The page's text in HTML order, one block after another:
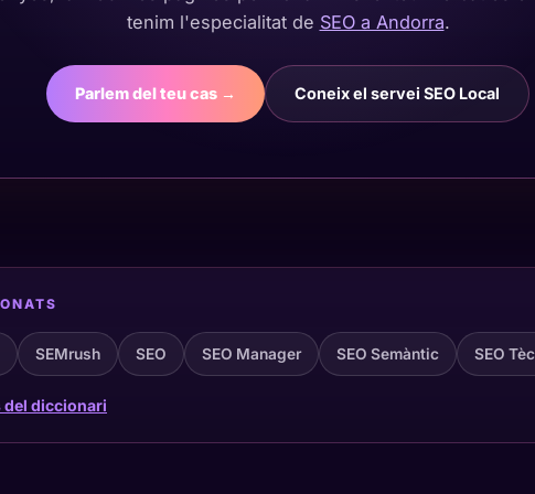
tenim l'especialitat de SEO a Andorra.
Parlem del teu cas → Coneix el servei SEO Local
SEMrush SEO SEO Manager SEO Semàntic SEO
del diccionari